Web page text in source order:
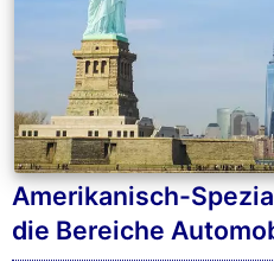
Amerikanisch-
die Bereiche